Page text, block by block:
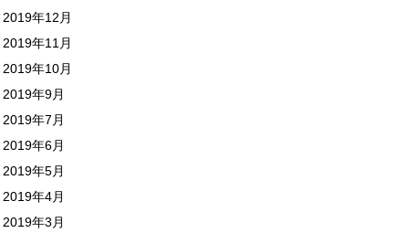
2019年12月
2019年11月
2019年10月
2019年9月
2019年7月
2019年6月
2019年5月
2019年4月
2019年3月